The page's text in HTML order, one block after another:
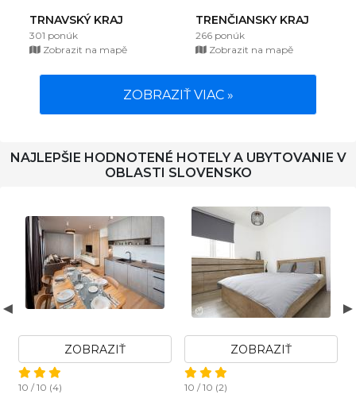
TRNAVSKÝ KRAJ
301 ponúk
Zobrazit na mapě
TRENČIANSKY KRAJ
266 ponúk
Zobrazit na mapě
ZOBRAZIŤ VIAC »
NAJLEPŠIE HODNOTENÉ HOTELY A UBYTOVANIE V
OBLASTI SLOVENSKO
ZOBRAZIŤ
10 / 10 (4)
ZOBRAZIŤ
10 / 10 (2)